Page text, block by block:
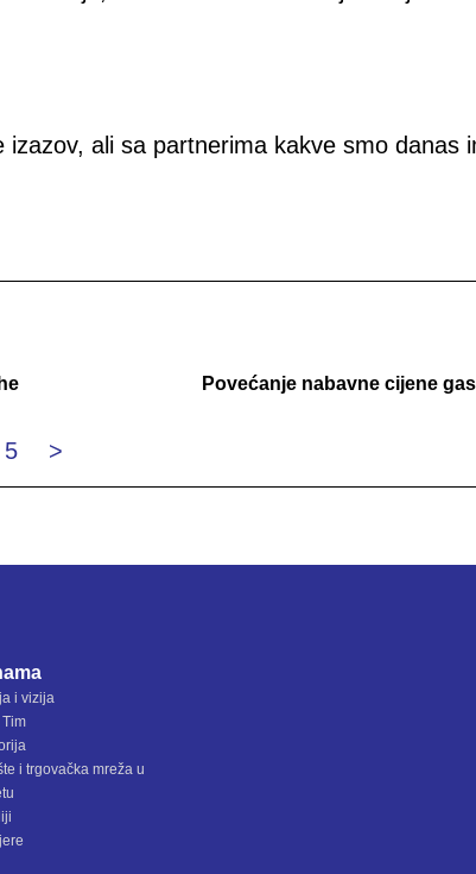
ali sa partnerima kakve smo danas
Povećanje nabavne cijene
5 >
i vizija
Tim
i trgovačka mreža u